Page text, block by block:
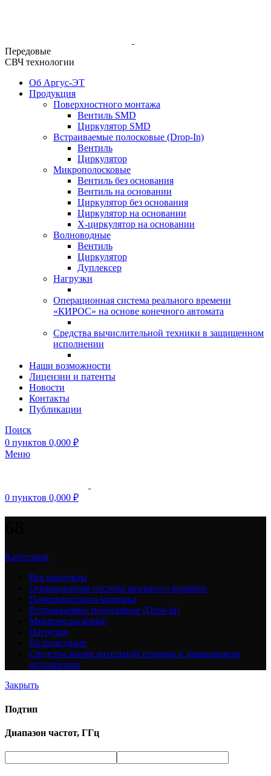
Передовые
СВЧ технологии
Об Аргус-ЭТ
Продукция
Поверхностного монтажа
Вентиль SMD
Циркулятор SMD
Встраиваемые полосковые (Drop-In)
Вентиль
Циркулятор
Микрополосковые
Вентиль без основания
Вентиль на основании
Циркулятор без основания
Циркулятор на основании
Х-циркулятор на основании
Волноводные
Вентиль
Циркулятор
Дуплексер
Нагрузки
Операционная система реального времени
«КИРОС» на основе конечного автомата
Средства вычислительной техники в защищенном
исполнении
Наши возможности
Лицензии и патенты
Новости
Контакты
Публикации
Поиск
0 пунктов 0,000 ₽
Меню
0 пунктов 0,000 ₽
Категории
Все продукты
Операционная система реального времени
Поверхностного монтажа
Встраиваемые полосковые (Drop-In)
Микрополосковые
Нагрузки
Волноводные
Средства вычислительной техники в защищенном
исполнении
Закрыть
Подтип
Диапазон частот, ГГц